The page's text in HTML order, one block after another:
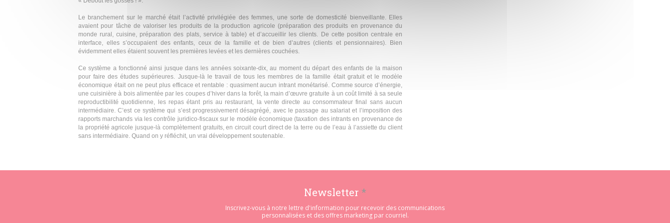
Le branchement sur le marché était l’activité privilégiée des femmes, une sorte de domesticité bienveillante. Elles
avaient pour tâche de valoriser les produits de la production agricole (préparation des produits en provenance du
monde rural, cuisine, préparation des plats, service à table) et d’accueillir les clients. De cette position centrale en
interface, elles s’occupaient des enfants, ceux de la famille et de bien d’autres (clients et pensionnaires). Bien
évidemment elles étaient souvent les premières levées et les dernières couchées.
Ce système a fonctionné ainsi jusque dans les années soixante-dix, au moment du départ des enfants de la maison
pour faire des études supérieures. Jusque-là le travail de tous les membres de la famille était gratuit et le modèle
économique était on ne peut plus efficace et rentable : quasiment aucun intrant monétarisé. Comme source d’énergie,
une cuisinière à bois alimentée par les coupes d’hiver dans la forêt, la main d’œuvre gratuite à un coût limité à sa seule
reproductibilité quotidienne, les repas étant pris au restaurant, la vente directe au consommateur final sans aucun
intermédiaire. C’est ce système qui s’est progressivement désagrégé, avec le passage au salariat et l’imposition des
rapports marchands via les contrôle juridico-fiscaux sur le modèle économique (taxation des intrants en provenance de
la propriété agricole jusque-là complètement gratuits, en circuit court direct de la terre ou de l’eau à l’assiette du client
sans intermédiaire. Quand on y réfléchit, un vrai développement soutenable.
Newsletter *
Inscrivez-vous à notre lettre d'information pour recevoir des communications
personnalisées et des offres marketing par courriel.